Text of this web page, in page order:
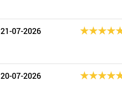
21-07-2026
20-07-2026